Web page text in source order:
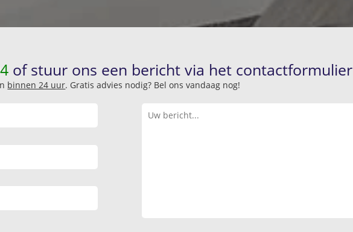
of stuur ons een bericht via het
binnen 24 uur. Gratis advies nodig? Bel ons vandaag nog!